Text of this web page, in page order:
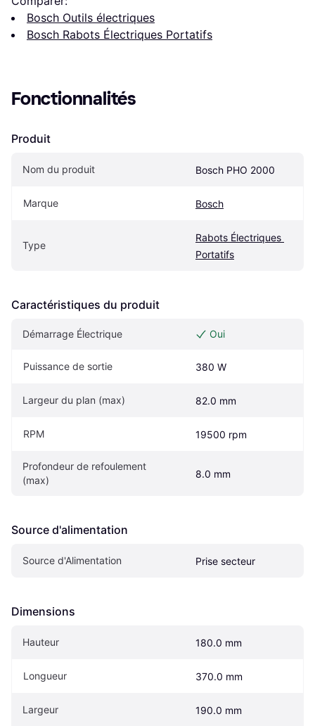
Bosch Outils électriques
Bosch Rabots Électriques Portatifs
Fonctionnalités
Produit
Nom du produit Bosch PHO 2000
Marque Bosch
Type
Rabots Électriques
Portatifs
Caractéristiques du produit
Démarrage Électrique Oui
Puissance de sortie 380 W
Largeur du plan (max) 82.0 mm
RPM 19500 rpm
Profondeur de refoulement
(max)
8.0 mm
Source d'alimentation
Source d'Alimentation Prise secteur
Dimensions
Hauteur 180.0 mm
Longueur 370.0 mm
Largeur 190.0 mm